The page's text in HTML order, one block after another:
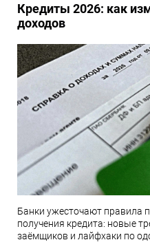
Кредиты 2026: как
доходов
Банки ужесточают правила
получения кредита: новые
заёмщиков и лайфхаки по